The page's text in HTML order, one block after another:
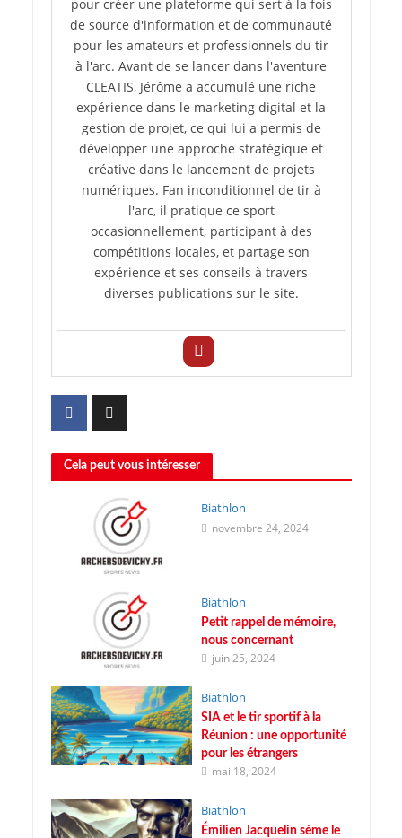
pour créer une plateforme qui sert à la fois
de source d'information et de communauté
pour les amateurs et professionnels du tir
à l'arc. Avant de se lancer dans l'aventure
CLEATIS, Jérôme a accumulé une riche
expérience dans le marketing digital et la
gestion de projet, ce qui lui a permis de
développer une approche stratégique et
créative dans le lancement de projets
numériques. Fan inconditionnel de tir à
l'arc, il pratique ce sport
occasionnellement, participant à des
compétitions locales, et partage son
expérience et ses conseils à travers
diverses publications sur le site.
Cela peut vous intéresser
Biathlon
novembre 24, 2024
Biathlon
Petit rappel de mémoire,
nous concernant
juin 25, 2024
Biathlon
SIA et le tir sportif à la
Réunion : une opportunité
pour les étrangers
mai 18, 2024
Biathlon
Émilien Jacquelin sème le